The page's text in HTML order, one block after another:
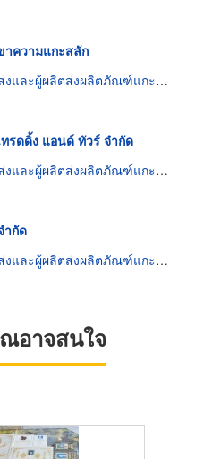
ความแกะสลัก
และผู้ผลิตส่งผลิตภัณฑ์แกะสลัก
รดดิ้ง แอนด์ ทัวร์ จำกัด
และผู้ผลิตส่งผลิตภัณฑ์แกะสลัก
ำกัด
และผู้ผลิตส่งผลิตภัณฑ์แกะสลัก
อาจสนใจ